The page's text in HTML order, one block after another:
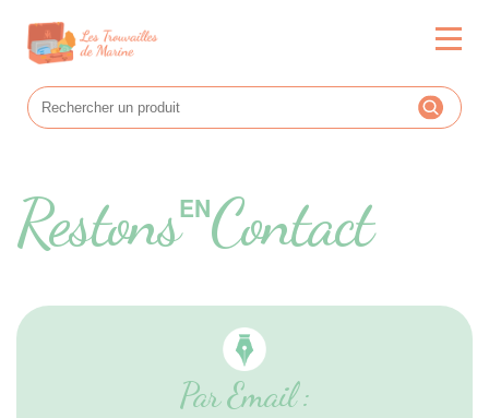
RestonsENContact
Par Email :